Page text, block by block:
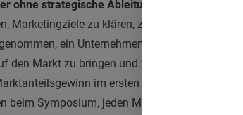
ohne strategische Ableitungen zu treffen.
Marketingziele zu klären, zu ordnen, Lücken
ein Unternehmen hat ein neues,
den Markt zu bringen und will eine
im ersten Jahr, 1.000
beim Symposium, jeden Monat mindestens 2